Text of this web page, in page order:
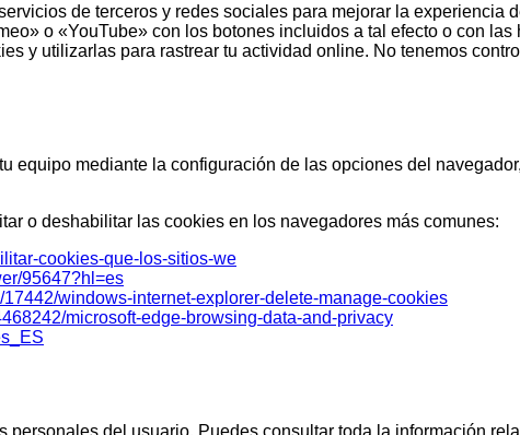
de terceros y redes sociales para mejorar la experiencia
o «YouTube» con los botones incluidos a tal efecto o con
y utilizarlas para rastrear tu actividad online. No tenemos
equipo mediante la configuración de las opciones del
o deshabilitar las cookies en los navegadores más comunes:
cookies-que-los-sitios-we
95647?hl=es
windows-internet-explorer-delete-manage-cookies
microsoft-edge-browsing-data-and-privacy
del usuario. Puedes consultar toda la información